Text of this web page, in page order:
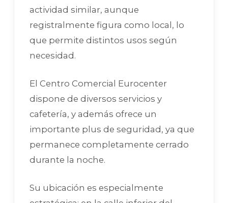
actividad similar, aunque
registralmente figura como local, lo
que permite distintos usos según
necesidad.
El Centro Comercial Eurocenter
dispone de diversos servicios y
cafetería, y además ofrece un
importante plus de seguridad, ya que
permanece completamente cerrado
durante la noche.
Su ubicación es especialmente